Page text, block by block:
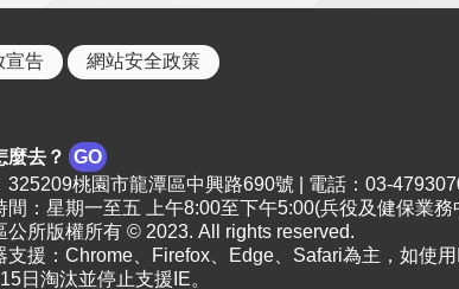
宣告 網站安全政策
麼去？
GO
325209桃園市龍潭區中興路690號 | 電話：03-
間：星期一至五 上午8:00至下午5:00(兵役及健保業務
公所版權所有 © 2023. All rights reserved.
支援：Chrome、Firefox、Edge、Safari為主，如使
日淘汰並停止支援IE。